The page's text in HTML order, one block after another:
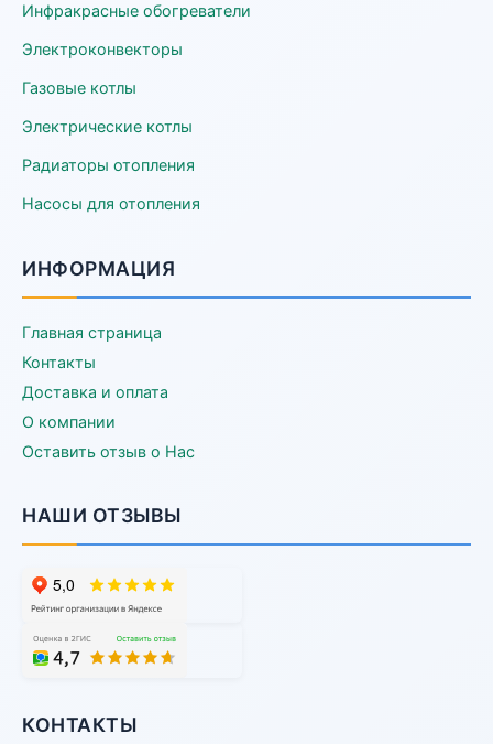
Инфракрасные обогреватели
Электроконвекторы
Газовые котлы
Электрические котлы
Радиаторы отопления
Насосы для отопления
ИНФОРМАЦИЯ
Главная страница
Контакты
Доставка и оплата
О компании
Оставить отзыв о Нас
НАШИ ОТЗЫВЫ
КОНТАКТЫ